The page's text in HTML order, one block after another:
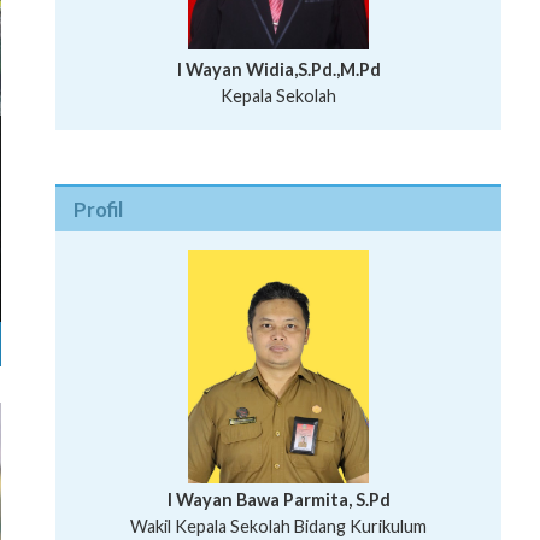
I Wayan Widia,S.Pd.,M.Pd
Kepala Sekolah
Profil
I Wayan Bawa Parmita, S.Pd
I Wayan Gede Aditya Pratita, S.Pd., M.Sn
Ni Wayan Nopi Sutantri, S.Pd.